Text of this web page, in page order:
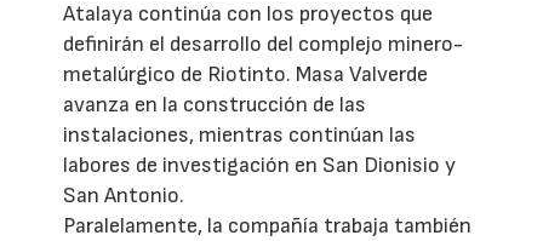
Atalaya continúa con los proyectos que
definirán el desarrollo del complejo minero-
metalúrgico de Riotinto. Masa Valverde
avanza en la construcción de las
instalaciones, mientras continúan las
labores de investigación en San Dionisio y
San Antonio.
Paralelamente, la compañía trabaja también